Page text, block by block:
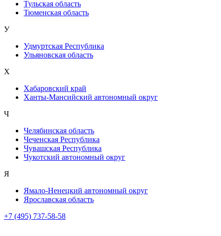
Тульская область
Тюменская область
У
Удмуртская Республика
Ульяновская область
Х
Хабаровский край
Ханты-Мансийский автономный округ
Ч
Челябинская область
Чеченская Республика
Чувашская Республика
Чукотский автономный округ
Я
Ямало-Ненецкий автономный округ
Ярославская область
+7 (495) 737-58-58